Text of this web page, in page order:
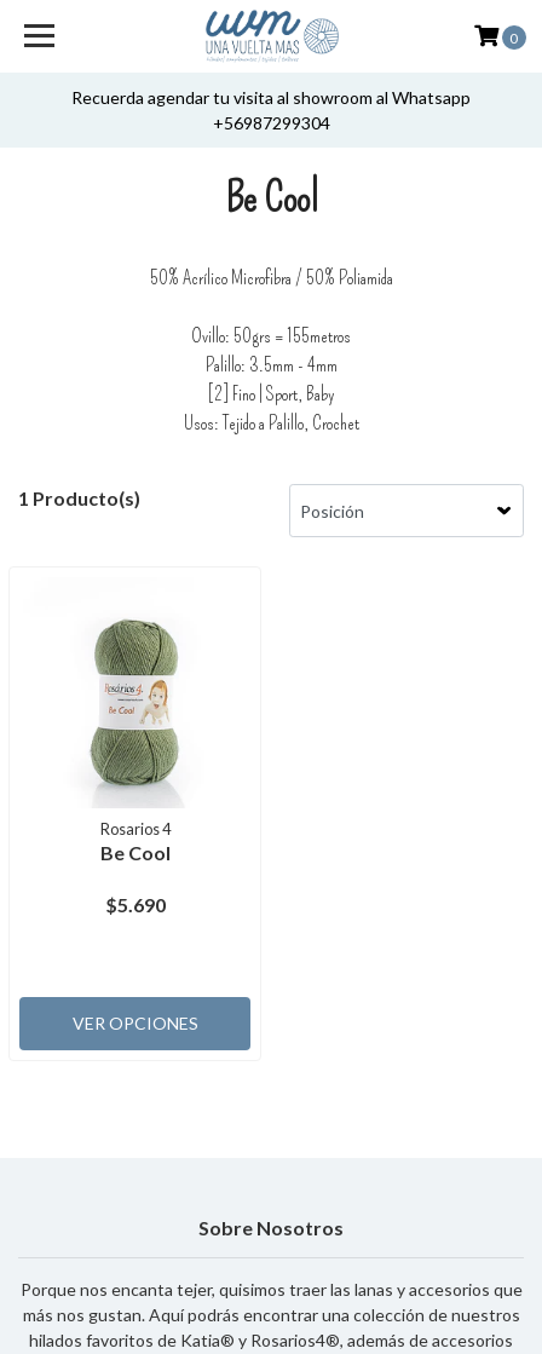
Recuerda agendar tu visita al showroom al Whatsapp
+56987299304
0
Be Cool
50% Acrílico Microfibra / 50% Poliamida
Ovillo: 50grs = 155metros
Palillo: 3.5mm - 4mm
[2] Fino | Sport, Baby
Usos: Tejido a Palillo, Crochet
1 Producto(s)
Rosarios 4
Be Cool
$5.690
VER OPCIONES
Sobre Nosotros
Porque nos encanta tejer, quisimos traer las lanas y accesorios que
más nos gustan. Aquí podrás encontrar una colección de nuestros
hilados favoritos de Katia® y Rosarios4®, además de accesorios